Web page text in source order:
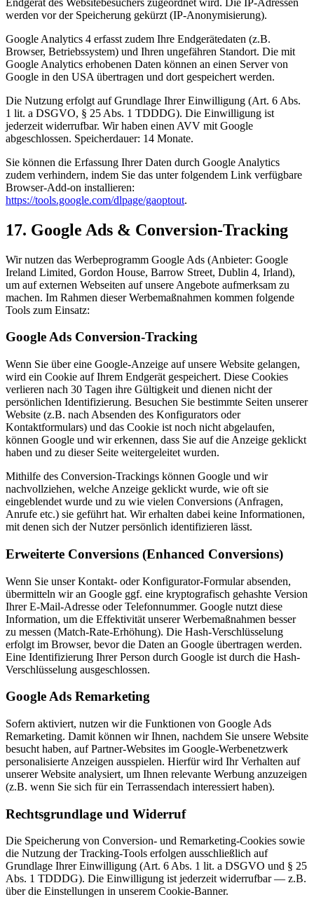
Endgerät des Websitebesuchers zugeordnet wird. Die IP-Adressen
werden vor der Speicherung gekürzt (IP-Anonymisierung).
Google Analytics 4 erfasst zudem Ihre Endgerätedaten (z.B.
Browser, Betriebssystem) und Ihren ungefähren Standort. Die mit
Google Analytics erhobenen Daten können an einen Server von
Google in den USA übertragen und dort gespeichert werden.
Die Nutzung erfolgt auf Grundlage Ihrer Einwilligung (Art. 6 Abs.
1 lit. a DSGVO, § 25 Abs. 1 TDDDG). Die Einwilligung ist
jederzeit widerrufbar. Wir haben einen AVV mit Google
abgeschlossen. Speicherdauer: 14 Monate.
Sie können die Erfassung Ihrer Daten durch Google Analytics
zudem verhindern, indem Sie das unter folgendem Link verfügbare
Browser-Add-on installieren:
https://tools.google.com/dlpage/gaoptout.
17. Google Ads & Conversion-Tracking
Wir nutzen das Werbeprogramm Google Ads (Anbieter: Google
Ireland Limited, Gordon House, Barrow Street, Dublin 4, Irland),
um auf externen Webseiten auf unsere Angebote aufmerksam zu
machen. Im Rahmen dieser Werbemaßnahmen kommen folgende
Tools zum Einsatz:
Google Ads Conversion-Tracking
Wenn Sie über eine Google-Anzeige auf unsere Website gelangen,
wird ein Cookie auf Ihrem Endgerät gespeichert. Diese Cookies
verlieren nach 30 Tagen ihre Gültigkeit und dienen nicht der
persönlichen Identifizierung. Besuchen Sie bestimmte Seiten unserer
Website (z.B. nach Absenden des Konfigurators oder
Kontaktformulars) und das Cookie ist noch nicht abgelaufen,
können Google und wir erkennen, dass Sie auf die Anzeige geklickt
haben und zu dieser Seite weitergeleitet wurden.
Mithilfe des Conversion-Trackings können Google und wir
nachvollziehen, welche Anzeige geklickt wurde, wie oft sie
eingeblendet wurde und zu wie vielen Conversions (Anfragen,
Anrufe etc.) sie geführt hat. Wir erhalten dabei keine Informationen,
mit denen sich der Nutzer persönlich identifizieren lässt.
Erweiterte Conversions (Enhanced Conversions)
Wenn Sie unser Kontakt- oder Konfigurator-Formular absenden,
übermitteln wir an Google ggf. eine kryptografisch gehashte Version
Ihrer E-Mail-Adresse oder Telefonnummer. Google nutzt diese
Information, um die Effektivität unserer Werbemaßnahmen besser
zu messen (Match-Rate-Erhöhung). Die Hash-Verschlüsselung
erfolgt im Browser, bevor die Daten an Google übertragen werden.
Eine Identifizierung Ihrer Person durch Google ist durch die Hash-
Verschlüsselung ausgeschlossen.
Google Ads Remarketing
Sofern aktiviert, nutzen wir die Funktionen von Google Ads
Remarketing. Damit können wir Ihnen, nachdem Sie unsere Website
besucht haben, auf Partner-Websites im Google-Werbenetzwerk
personalisierte Anzeigen ausspielen. Hierfür wird Ihr Verhalten auf
unserer Website analysiert, um Ihnen relevante Werbung anzuzeigen
(z.B. wenn Sie sich für ein Terrassendach interessiert haben).
Rechtsgrundlage und Widerruf
Die Speicherung von Conversion- und Remarketing-Cookies sowie
die Nutzung der Tracking-Tools erfolgen ausschließlich auf
Grundlage Ihrer Einwilligung (Art. 6 Abs. 1 lit. a DSGVO und § 25
Abs. 1 TDDDG). Die Einwilligung ist jederzeit widerrufbar — z.B.
über die Einstellungen in unserem Cookie-Banner.